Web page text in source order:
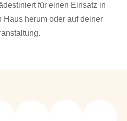
für einen Einsatz in
Haus herum oder auf deiner